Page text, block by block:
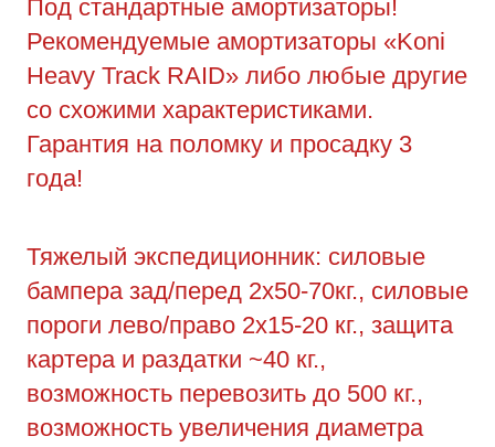
Под стандартные амортизаторы!
Рекомендуемые амортизаторы «Koni
Heavy Track RAID» либо любые другие
со схожими характеристиками.
Гарантия на поломку и просадку 3
года!
Тяжелый экспедиционник: силовые
бампера зад/перед 2х50-70кг., силовые
пороги лево/право 2х15-20 кг., защита
картера и раздатки ~40 кг.,
возможность перевозить до 500 кг.,
возможность увеличения диаметра